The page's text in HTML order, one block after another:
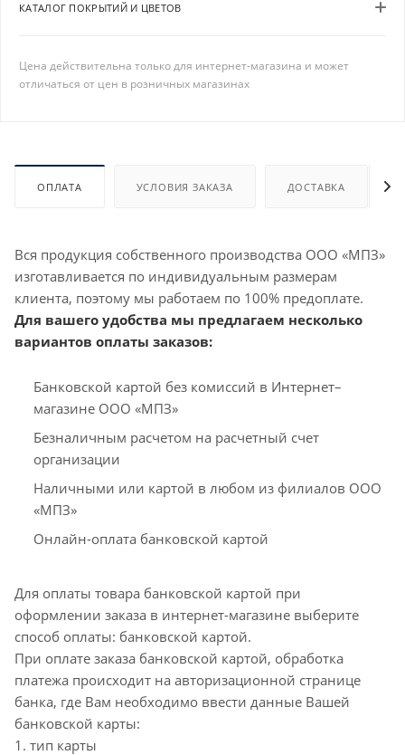
КАТАЛОГ ПОКРЫТИЙ И ЦВЕТОВ
Цена действительна только для интернет-магазина и может
отличаться от цен в розничных магазинах
ОПЛАТА УСЛОВИЯ ЗАКАЗА ДОСТАВКА
Вся продукция собственного производства ООО «МПЗ»
изготавливается по индивидуальным размерам
клиента, поэтому мы работаем по 100% предоплате.
Для вашего удобства мы предлагаем несколько
вариантов оплаты заказов:
Банковской картой без комиссий в Интернет–
магазине ООО «МПЗ»
Безналичным расчетом на расчетный счет
организации
Наличными или картой в любом из филиалов ООО
«МПЗ»
Онлайн-оплата банковской картой
Для оплаты товара банковской картой при
оформлении заказа в интернет-магазине выберите
способ оплаты: банковской картой.
При оплате заказа банковской картой, обработка
платежа происходит на авторизационной странице
банка, где Вам необходимо ввести данные Вашей
банковской карты:
1. тип карты